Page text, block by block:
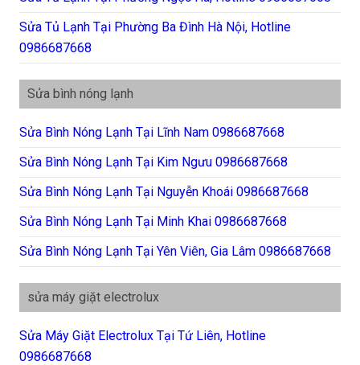
Sửa Tủ Lạnh Tại Phường Ba Đình Hà Nội, Hotline
0986687668
Sửa bình nóng lạnh
Sửa Bình Nóng Lạnh Tại Lĩnh Nam 0986687668
Sửa Bình Nóng Lạnh Tại Kim Ngưu 0986687668
Sửa Bình Nóng Lạnh Tại Nguyễn Khoái 0986687668
Sửa Bình Nóng Lạnh Tại Minh Khai 0986687668
Sửa Bình Nóng Lạnh Tại Yên Viên, Gia Lâm 0986687668
sửa máy giặt electrolux
Sửa Máy Giặt Electrolux Tại Tứ Liên, Hotline
0986687668